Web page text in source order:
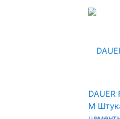
DAUER
М